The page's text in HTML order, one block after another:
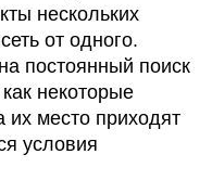
нескольких
от одного.
постоянный поиск
некоторые
их место приходят
условия